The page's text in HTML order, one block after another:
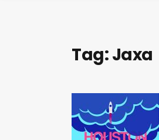
Tag:Jaxa